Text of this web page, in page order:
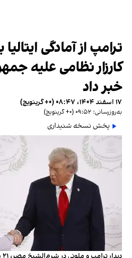
ترامپ از آمادگی
کارزار نظامی علیه
خبر داد
۱۷ اسفند ۱۴۰۴، ۰۸:۴۷ (‎+۰ گرینویچ)
به‌روزرسانی: ۰۹:۵۲ (‎+۰ گرینویچ)
پخش نسخه شنیداری